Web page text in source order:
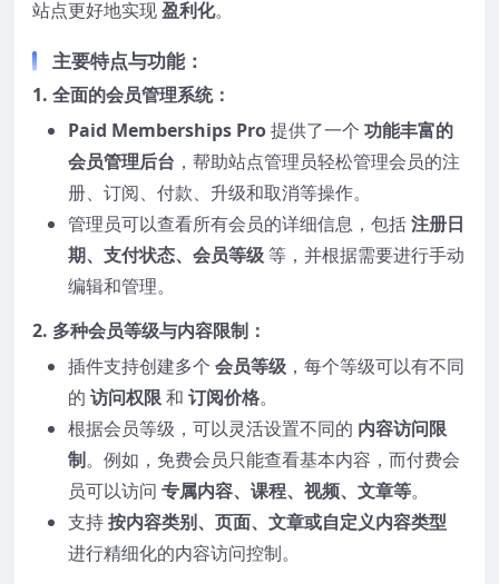
站点更好地实现盈利化。
主要特点与功能：
1. 全面的会员管理系统：
Paid Memberships Pro提供了一个 功能丰富的
会员管理后台 ，帮助站点管理员轻松管理会员的注
册、订阅、付款、升级和取消等操作。
管理员可以查看所有会员的详细信息，包括注册日
期、支付状态、会员等级 等，并根据需要进行手动
编辑和管理。
2. 多种会员等级与内容限制 ：
插件支持创建多个 会员等级 ，每个等级可以有不同
的 访问权限和 订阅价格。
根据会员等级，可以灵活设置不同的 内容访问限
制。例如，免费会员只能查看基本内容，而付费会
员可以访问 专属内容、课程、视频、文章等。
支持按内容类别、页面、文章或自定义内容类型
进行精细化的内容访问控制。